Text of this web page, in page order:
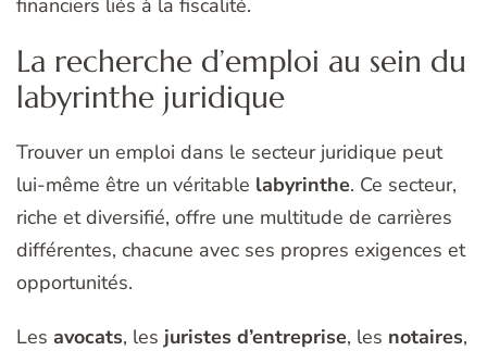
financiers liés à la fiscalité.
La recherche d’emploi au sein du
labyrinthe juridique
Trouver un emploi dans le secteur juridique peut
lui-même être un véritable labyrinthe. Ce secteur,
riche et diversifié, offre une multitude de carrières
différentes, chacune avec ses propres exigences et
opportunités.
Les avocats, les juristes d’entreprise, les notaires,